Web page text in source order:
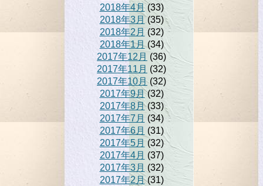
2018年4月(33)
2018年3月(35)
2018年2月(32)
2018年1月(34)
2017年12月 (36)
2017年11月 (32)
2017年10月(32)
2017年9月(32)
2017年8月(33)
2017年7月 (34)
2017年6月 (31)
2017年5月 (32)
2017年4月 (37)
2017年3月 (32)
2017年2月(31)